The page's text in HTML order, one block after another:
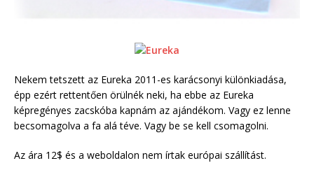
Nekem tetszett az Eureka 2011-es karácsonyi különkiadása,
épp ezért rettentően örülnék neki, ha ebbe az Eureka
képregényes zacskóba kapnám az ajándékom. Vagy ez lenne
becsomagolva a fa alá téve. Vagy be se kell csomagolni.
Az ára 12$ és a weboldalon nem írtak európai szállítást.